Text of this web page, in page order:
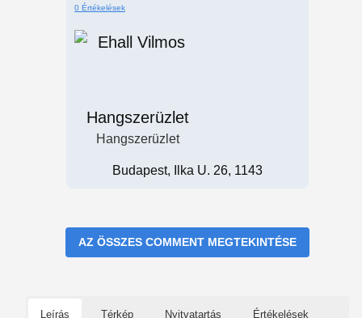
0 Értékelések
Hangszerüzlet
Hangszerüzlet
Budapest, Ilka U. 26, 1143
AZ ÖSSZES COMMENT MEGTEKINTÉSE
Leírás Térkép Nyitvatartás Értékelések